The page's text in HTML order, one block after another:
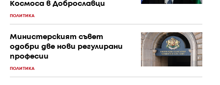
Космоса в Доброславци
ПОЛИТИКА
Министерският съвет
одобри две нови регулирани
професии
ПОЛИТИКА